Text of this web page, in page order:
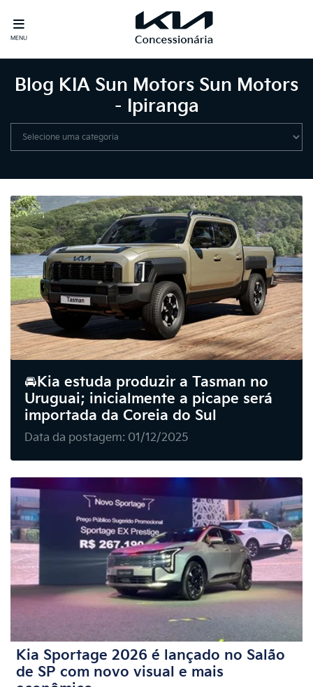
MENU
Blog KIA Sun Motors Sun Motors
- Ipiranga
🚘Kia estuda produzir a Tasman no
Uruguai; inicialmente a picape será
importada da Coreia do Sul
Data da postagem: 01/12/2025
Kia Sportage 2026 é lançado no Salão
de SP com novo visual e mais